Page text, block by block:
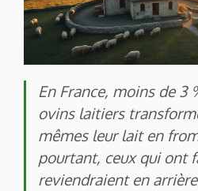
En France, moins de 3
ovins laitiers
mêmes leur lait en
pourtant, ceux qui ont
reviendraient en